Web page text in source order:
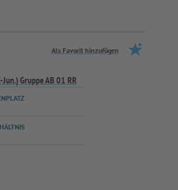
Als Favorit hinzufügen
Jun.) Gruppe AB 01 RR